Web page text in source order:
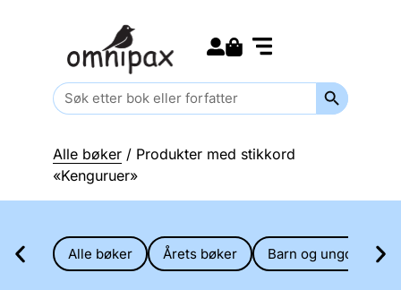
Search
for:
Search
Alle bøker / Produkter med stikkord
«Kenguruer»
Alle bøker Årets bøker Barn og ungdom